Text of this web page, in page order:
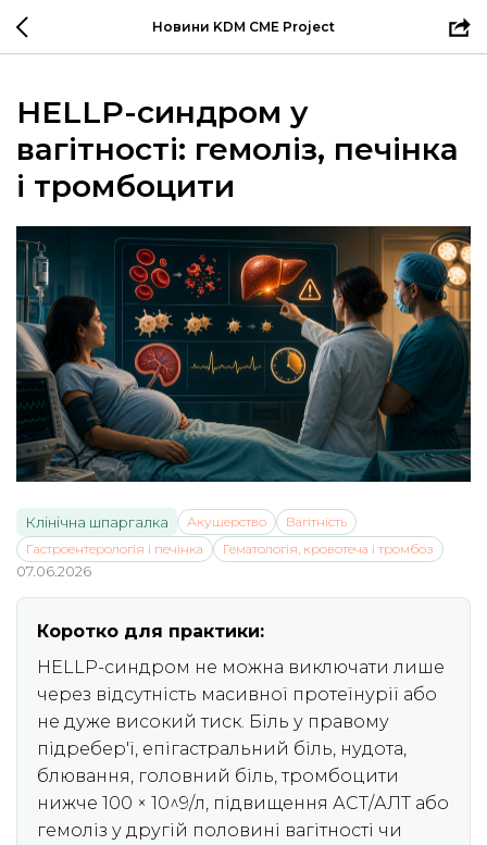
Новини KDM CME Project
HELLP-синдром у
вагітності: гемоліз, печінка
і тромбоцити
Клінічна шпаргалка Акушерство
Вагітність
Гастроентерологія і печінка
Гематологія, кровотеча і тромбоз
07.06.2026
Коротко для практики:
HELLP-синдром не можна виключати лише
через відсутність масивної протеїнурії або
не дуже високий тиск. Біль у правому
підребер'ї, епігастральний біль, нудота,
блювання, головний біль, тромбоцити
нижче 100 × 10^9/л, підвищення АСТ/АЛТ або
гемоліз у другій половині вагітності чи